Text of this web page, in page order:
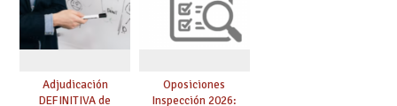
Adjudicación
DEFINITIVA de
Oposiciones
Inspección 2026: